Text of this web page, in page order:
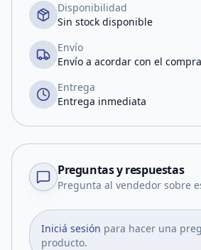
Disponibilidad
Sin stock disponible
Envío
Envío a acordar con el
Entrega
Entrega inmediata
Preguntas y respuestas
Pregunta al vendedor sobre
Iniciá sesión para hacer una
producto.